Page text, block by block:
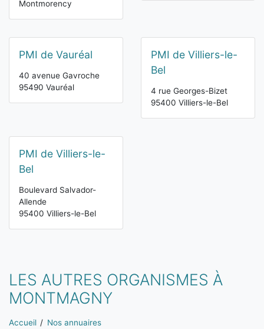
Montmorency
PMI de Vauréal
40 avenue Gavroche
95490 Vauréal
PMI de Villiers-le-
Bel
4 rue Georges-Bizet
95400 Villiers-le-Bel
PMI de Villiers-le-
Bel
Boulevard Salvador-
Allende
95400 Villiers-le-Bel
LES AUTRES ORGANISMES À
MONTMAGNY
Vous êtes ici:
Accueil
Nos annuaires